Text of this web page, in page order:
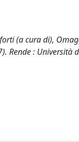
(a cura di),
Rende : Università